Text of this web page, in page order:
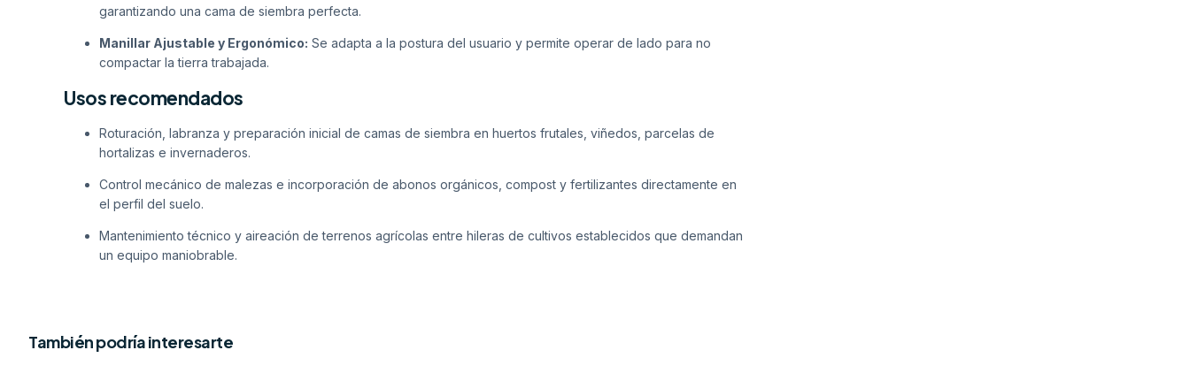
garantizando una cama de siembra perfecta.
Manillar Ajustable y Ergonómico: Se adapta a la postura del usuario y permite operar de lado para no
compactar la tierra trabajada.
Usos recomendados
Roturación, labranza y preparación inicial de camas de siembra en huertos frutales, viñedos, parcelas de
hortalizas e invernaderos.
Control mecánico de malezas e incorporación de abonos orgánicos, compost y fertilizantes directamente en
el perfil del suelo.
Mantenimiento técnico y aireación de terrenos agrícolas entre hileras de cultivos establecidos que demandan
un equipo maniobrable.
También podría interesarte